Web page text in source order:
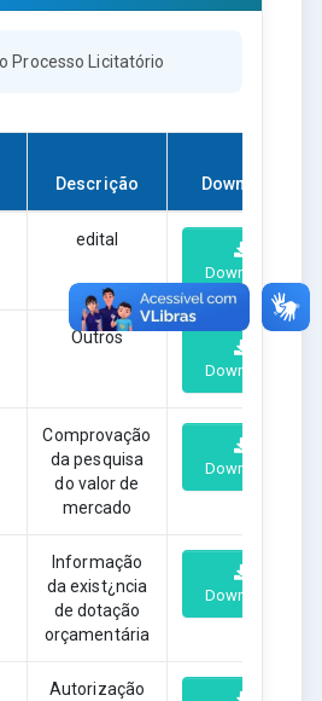
Processo Licitatório
Descrição Download
edital
Download
Outros
Download
Comprovação
da pesquisa
do valor de
mercado
Download
Informação
da exist¿ncia
de dotação
orçamentária
Download
Autorização